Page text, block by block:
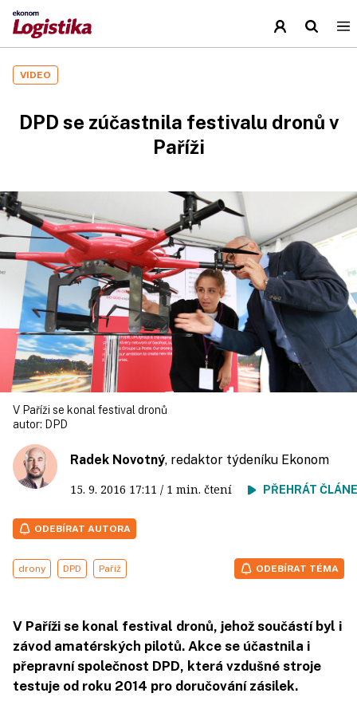
VIDEO
DPD se zúčastnila festivalu dronů v
Paříži
V Paříži se konal festival dronů
autor: DPD
Radek Novotný, redaktor týdeníku Ekonom
15. 9. 2016 17:11 / 1 min. čtení PŘEHRÁT
ODEBÍRAT AUTORA
drony DPD Paříž ODEBÍRAT TÉMA
V Paříži se konal festival dronů, jehož součástí byl i
závod amatérských pilotů. Akce se účastnila i
přepravní společnost DPD, která vzdušné stroje
testuje od roku 2014 pro doručování zásilek.